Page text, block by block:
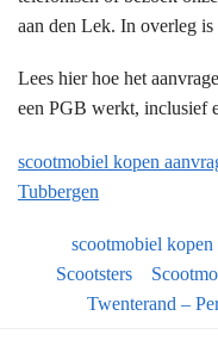
aan den Lek. In overleg
Lees hier hoe het
een PGB werkt, inclusief
scootmobiel kopen
Tubbergen
scootmobiel
Scootsters
Twenterand –